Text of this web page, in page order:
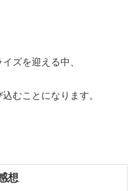
ズを迎える中、
むことになります。
想